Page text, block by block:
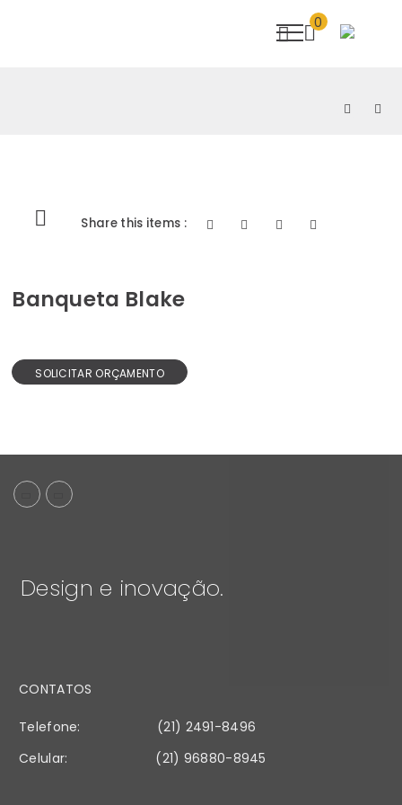
0
Share this items :
Banqueta Blake
SOLICITAR ORÇAMENTO
Design e inovação.
CONTATOS
Telefone:
(21) 2491-8496
Celular:
(21) 96880-8945